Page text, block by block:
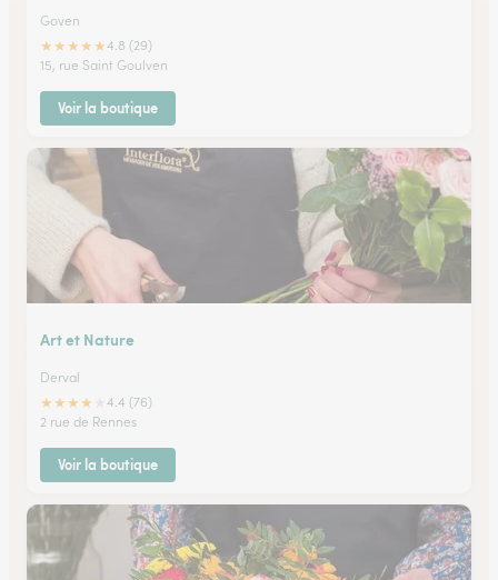
Goven
★★★★★4.8 (29)
15, rue Saint Goulven
Voir la boutique
Art et Nature
Derval
★★★★
4.4 (76)
2 rue de Rennes
Voir la boutique